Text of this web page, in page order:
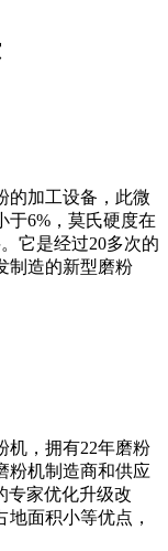
的加工设备，此微
于6%，莫氏硬度在
它是经过20多次的
制造的新型磨粉
机，拥有22年磨粉
粉机制造商和供应
专家优化升级改
面积小等优点，